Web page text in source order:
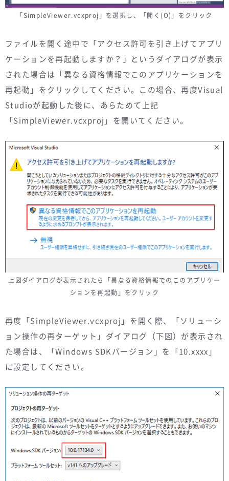
「SimpleViewer.vcxproj」を選択し、「開く(O)」をクリック
ファイルを開く途中で「アクセス許可を引き上げてアプリ
ケーションを再起動しますか？」というダイアログが表示
された場合は「異なる資格情報でこのアプリケーションを
再起動」をクリックしてください。この場合、再度Visual
Studioが起動した後に、あらためて上記
「SimpleViewer.vcxproj」を開いてください。
上図ダイアログが表示されたら「異なる資格情報でのこのアプリケー
ションを再起動」をクリック
再度「SimpleViewer.vcxproj」を開く際、「ソリューシ
ョン操作の再ターゲット」ダイアログ（下図）が表示され
た場合は、「Windows SDKバージョン」を「10.xxxx」
に設定してください。